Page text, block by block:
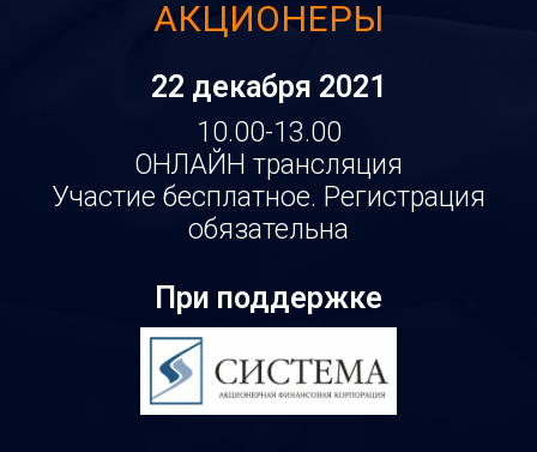
АКЦИОНЕРЫ
22 декабря 2021
10.00-13.00
ОНЛАЙН трансляция
Участие бесплатное. Регистрация
обязательна
При поддержке